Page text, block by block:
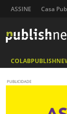
ASSINE Casa
PUBLICIDADE